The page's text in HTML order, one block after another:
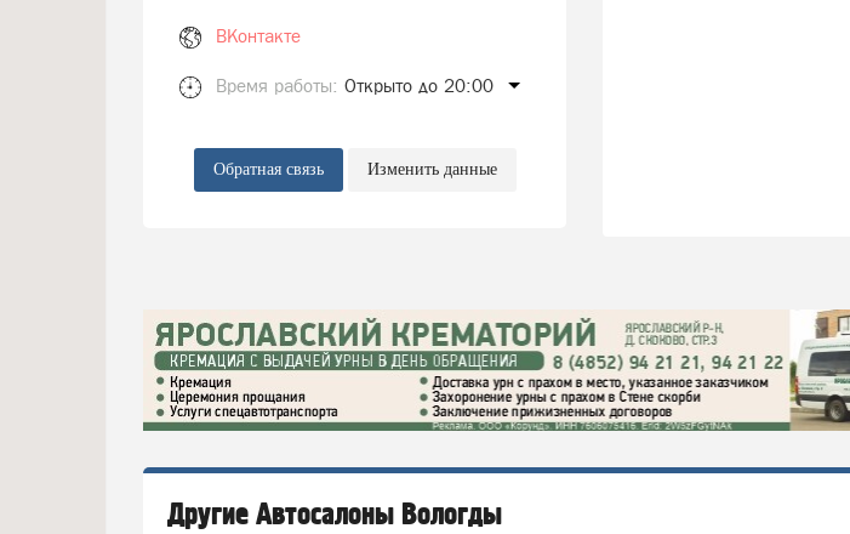
ВКонтакте
Время работы: Открыто до 20:00
Обратная связь Изменить данные
Другие Автосалоны Вологды